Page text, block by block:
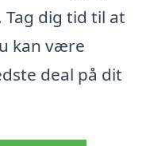
dig tid til at
kan være
deal på dit